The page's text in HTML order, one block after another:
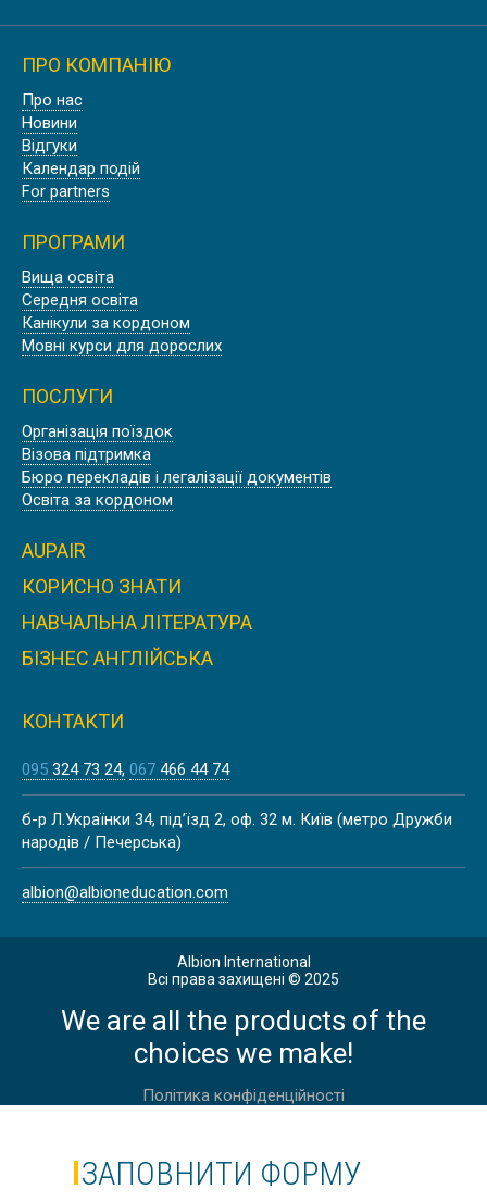
ЛІТНІ КАНІКУЛИ В ОКСФОРДІ
Літо
АНГЛІЙСЬКІ КАНІКУЛИ В ЛОНДОНІ
ЛІТНІ КАНІКУЛИ В БАТІ
Літо
ЛІТНІ КАНІКУЛИ НА МАЛЬТІ,
ВАЛЛЕТТА | CAVENDISH SCHOOL
ВЕСНЯНІ КАНІКУЛИ У ЙОРКШИРІ
ВЕСНЯНІ КАНІКУЛИ У АНГЛІЇ,
ЛОНДОН, DAVID GAME COLLEGE
ПРО КОМПАНІЮ
Про нас
Новини
Відгуки
Календар подій
For partners
ПРОГРАМИ
Вища освіта
Середня освіта
Канікули за кордоном
Мовні курси для дорослих
ПОСЛУГИ
Організація поїздок
Візова підтримка
Бюро перекладів і легалізації документів
Освіта за кордоном
AUPAIR
КОРИСНО ЗНАТИ
НАВЧАЛЬНА ЛІТЕРАТУРА
БІЗНЕС АНГЛІЙСЬКА
КОНТАКТИ
095 324 73 24 067 466 44 74
б-р Л.Українки 34, під’їзд 2, оф. 32 м. Київ (метро Дружби
народів / Печерська)
albion@albioneducation.com
Albion International
Всі права захищені © 2025
We are all the products of the
choices we make!
Політика конфіденційності
ЗАПОВНИТИ ФОРМУ